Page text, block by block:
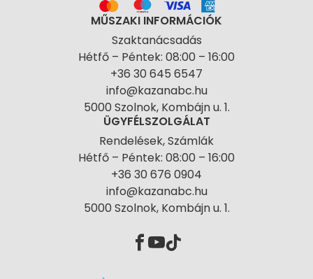
MŰSZAKI INFORMÁCIÓK
Szaktanácsadás
Hétfő – Péntek: 08:00 – 16:00
+36 30 645 6547
info@kazanabc.hu
5000 Szolnok, Kombájn u. 1.
ÜGYFÉLSZOLGÁLAT
Rendelések, Számlák
Hétfő – Péntek: 08:00 – 16:00
+36 30 676 0904
info@kazanabc.hu
5000 Szolnok, Kombájn u. 1.